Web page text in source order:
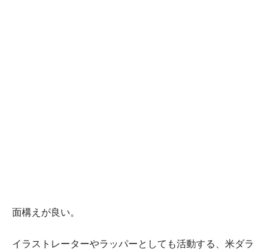
面構えが良い。
イラストレーターやラッパーとしても活動する、米ダラ